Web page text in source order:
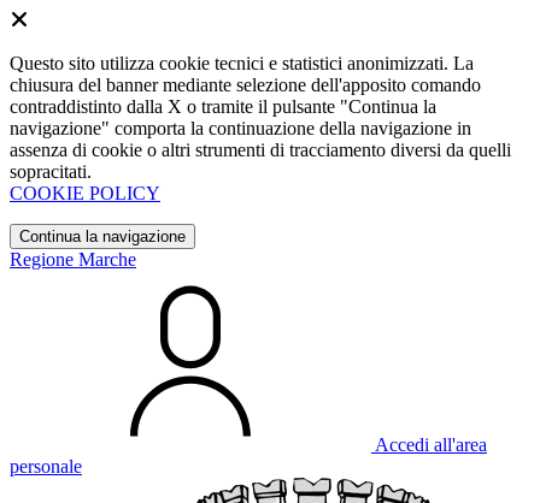
Questo sito utilizza cookie tecnici e statistici anonimizzati. La
chiusura del banner mediante selezione dell'apposito comando
contraddistinto dalla X o tramite il pulsante "Continua la
navigazione" comporta la continuazione della navigazione in
assenza di cookie o altri strumenti di tracciamento diversi da quelli
sopracitati.
COOKIE POLICY
Continua la navigazione
Regione Marche
Accedi all'area
personale